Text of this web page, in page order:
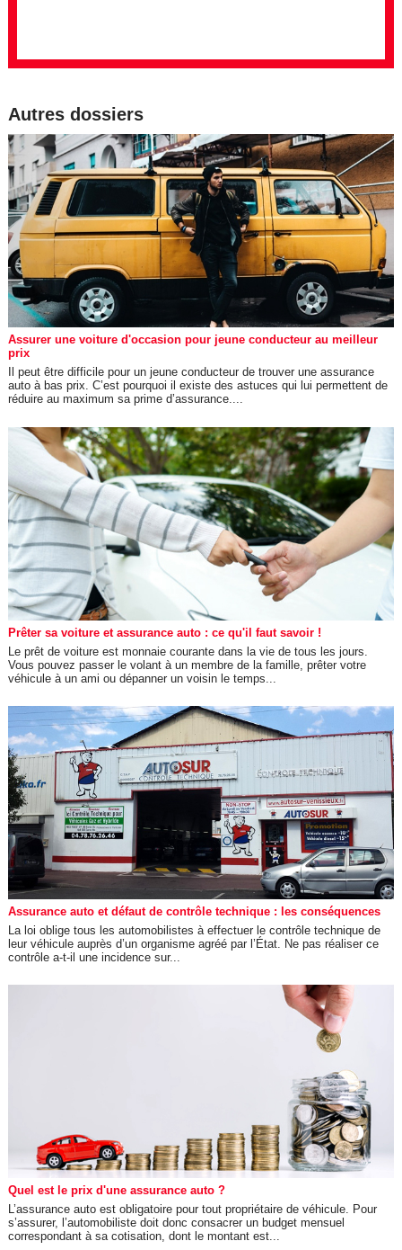
Autres dossiers
Assurer une voiture d'occasion pour jeune conducteur au meilleur
prix
Il peut être difficile pour un jeune conducteur de trouver une assurance
auto à bas prix. C’est pourquoi il existe des astuces qui lui permettent de
réduire au maximum sa prime d’assurance....
Prêter sa voiture et assurance auto : ce qu'il faut savoir !
Le prêt de voiture est monnaie courante dans la vie de tous les jours.
Vous pouvez passer le volant à un membre de la famille, prêter votre
véhicule à un ami ou dépanner un voisin le temps...
Assurance auto et défaut de contrôle technique : les conséquences
La loi oblige tous les automobilistes à effectuer le contrôle technique de
leur véhicule auprès d’un organisme agréé par l’État. Ne pas réaliser ce
contrôle a-t-il une incidence sur...
Quel est le prix d'une assurance auto ?
L’assurance auto est obligatoire pour tout propriétaire de véhicule. Pour
s’assurer, l’automobiliste doit donc consacrer un budget mensuel
correspondant à sa cotisation, dont le montant est...